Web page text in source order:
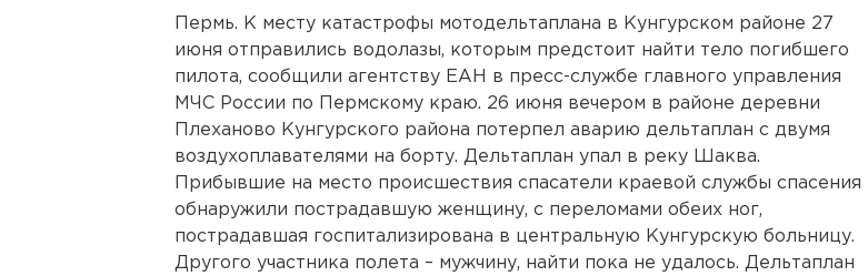
Пермь. К месту катастрофы мотодельтаплана в Кунгурском районе 27
июня отправились водолазы, которым предстоит найти тело погибшего
пилота, сообщили агентству ЕАН в пресс-службе главного управления
МЧС России по Пермскому краю. 26 июня вечером в районе деревни
Плеханово Кунгурского района потерпел аварию дельтаплан с двумя
воздухоплавателями на борту. Дельтаплан упал в реку Шаква.
Прибывшие на место происшествия спасатели краевой службы спасения
обнаружили пострадавшую женщину, с переломами обеих ног,
пострадавшая госпитализирована в центральную Кунгурскую больницу.
Другого участника полета – мужчину, найти пока не удалось. Дельтаплан